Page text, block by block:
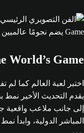
World’s Game
إلى جانب ملاعب واقعية
المباشر الدولية، وابدأ